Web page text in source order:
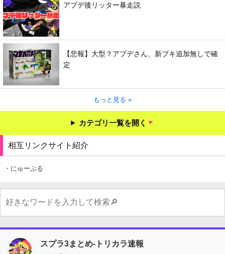
アプデ後リッター暴走説
【悲報】大型？アプデさん、新ブキ追加無しで確
定
もっと見る »
カテゴリ一覧を開く
相互リンクサイト紹介
・にゅーぷる
スプラ3まとめ-トリカラ速報